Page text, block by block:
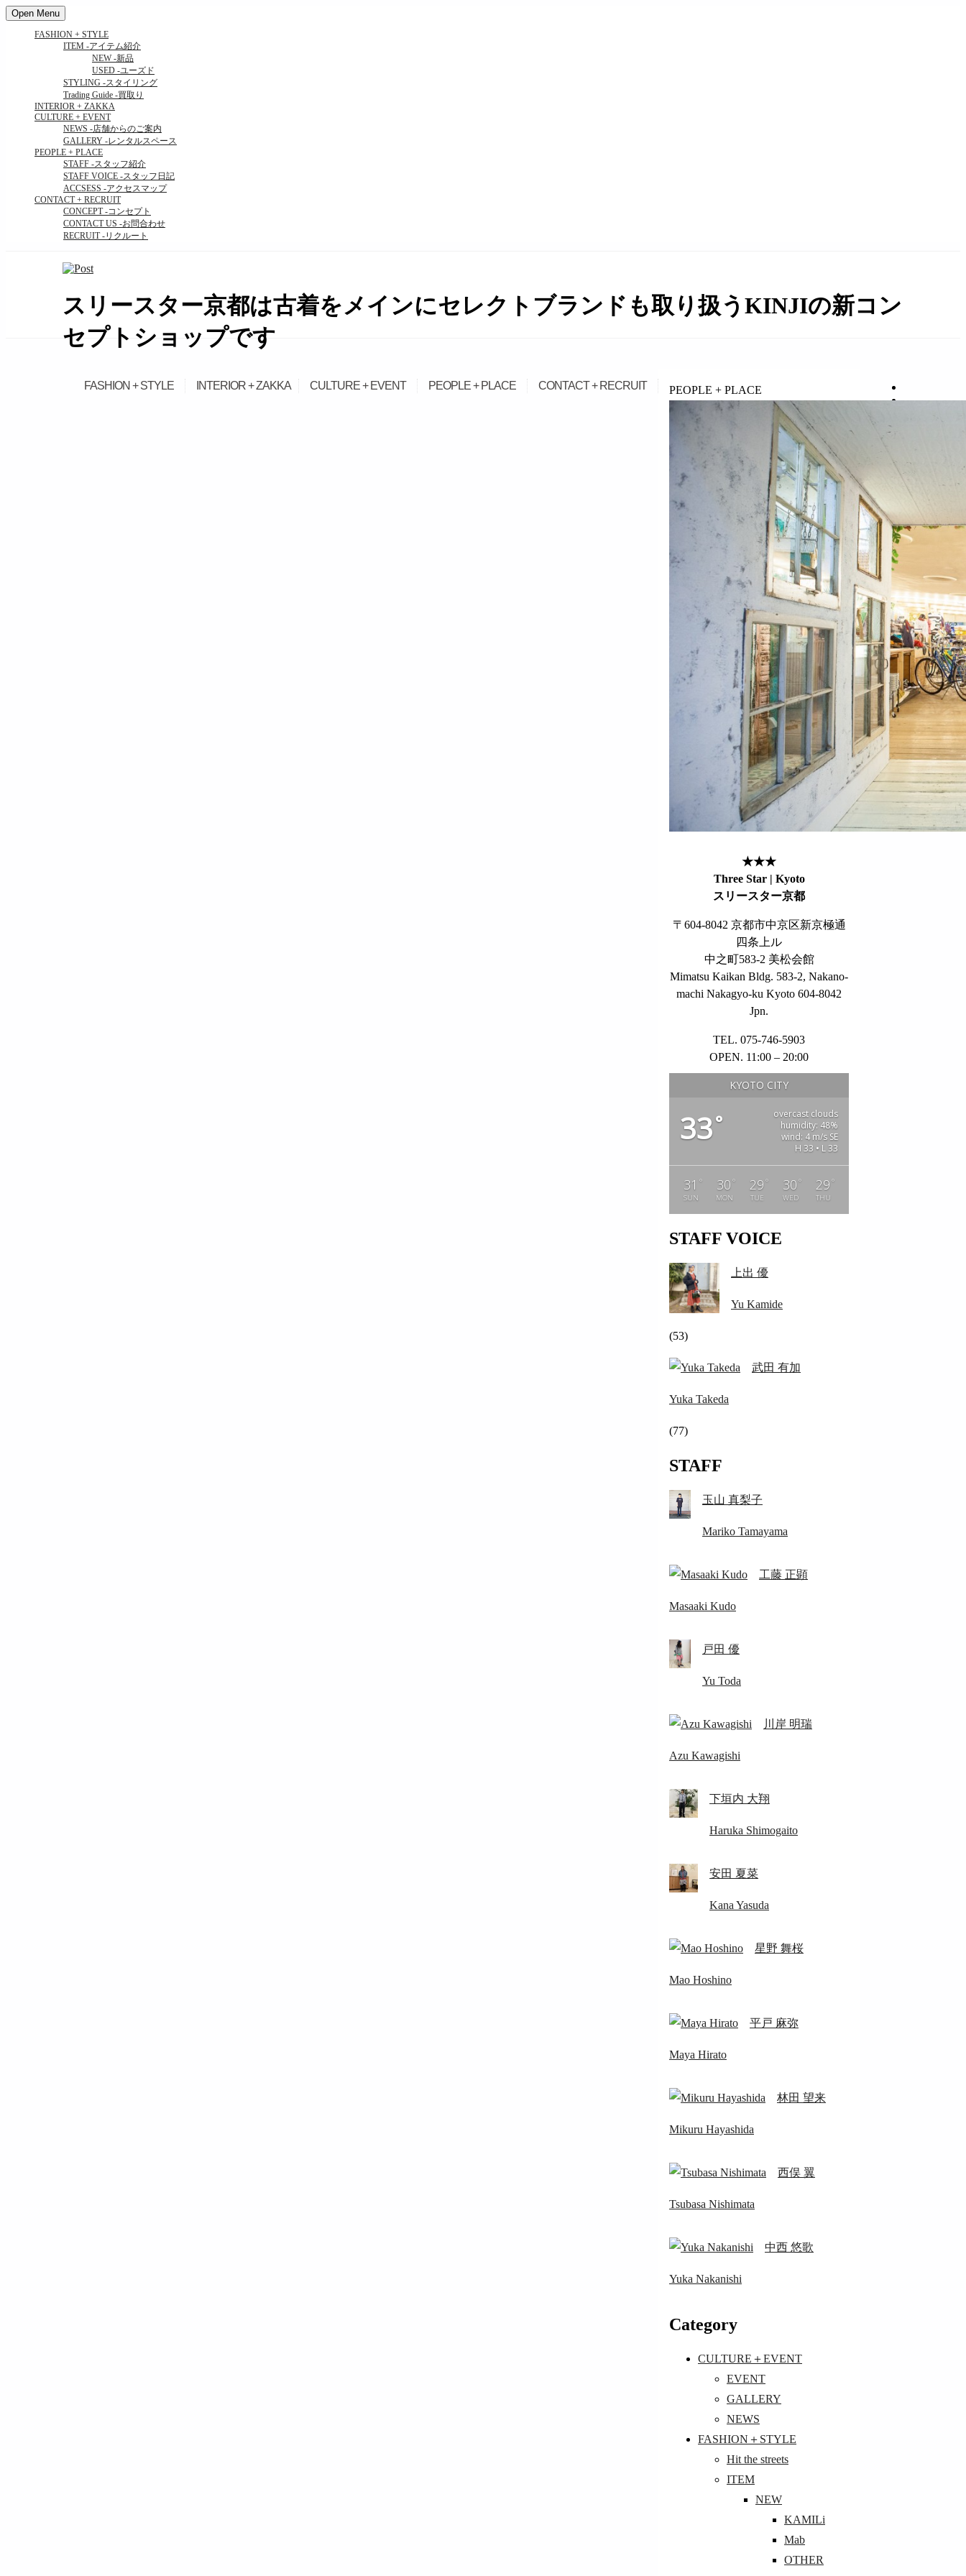
Open Menu
FASHION + STYLE
ITEM -アイテム紹介
NEW-新品
USED -ユーズド
STYLING -スタイリング
Trading Guide -買取り
INTERIOR + ZAKKA
CULTURE + EVENT
NEWS -店舗からのご案内
GALLERY -レンタルスペース
PEOPLE + PLACE
STAFF -スタッフ紹介
STAFF VOICE -スタッフ日記
ACCSESS -アクセスマップ
CONTACT + RECRUIT
CONCEPT-コンセプト
CONTACT US -お問合わせ
RECRUIT-リクルート
スリースター京都は古着をメインにセレクトブランドも取り扱うKINJIの新コン
セプトショップです
FASHION + STYLE INTERIOR + ZAKKA CULTURE + EVENT PEOPLE + PLACE CONTACT + RECRUIT PEOPLE + PLACE
★★★
Three Star | Kyoto
スリースター京都
〒604-8042 京都市中京区新京極通
四条上ル
中之町583-2 美松会館
Mimatsu Kaikan Bldg. 583-2, Nakano-
machi Nakagyo-ku Kyoto 604-8042
Jpn.
TEL. 075-746-5903
OPEN. 11:00 – 20:00
KYOTO CITY
33°
overcast clouds
humidity: 48%
wind: 4 m/s SE
H 33 • L 33
31 °
SUN
30 °
MON
29 °
TUE
30 °
WED
29 °
THU
STAFF VOICE
上出 優
Yu Kamide
(53)
武田 有加
Yuka Takeda
(77)
STAFF
玉山 真梨子
Mariko Tamayama
工藤 正顕
Masaaki Kudo
戸田 優
Yu Toda
川岸 明瑞
Azu Kawagishi
下垣内 大翔
Haruka Shimogaito
安田 夏菜
Kana Yasuda
星野 舞桜
Mao Hoshino
平戸 麻弥
Maya Hirato
林田 望来
Mikuru Hayashida
西俣 翼
Tsubasa Nishimata
中西 悠歌
Yuka Nakanishi
Category
CULTURE＋EVENT
EVENT
GALLERY
NEWS
FASHION＋STYLE
Hit the streets
ITEM
NEW
KAMILi
Mab
OTHER